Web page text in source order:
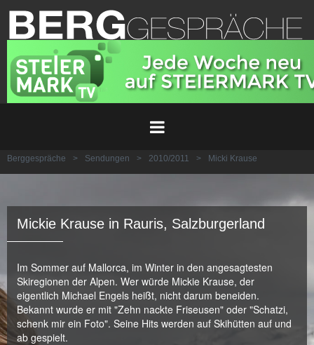
Berggespräche > Sendungen > 2010/2011 > Micki Krause
Mickie Krause in Rauris, Salzburgerland
Im Sommer auf Mallorca, im Winter in den angesagtesten
Skiregionen der Alpen. Wer würde Mickie Krause, der
eigentlich Michael Engels heißt, nicht darum beneiden.
Bekannt wurde er mit "Zehn nackte Friseusen" oder "Schatzi,
schenk mir ein Foto". Seine Hits werden auf Skihütten auf und
ab gespielt.